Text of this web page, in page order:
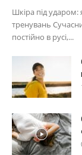
Шкіра під ударом:
тренувань
постійно в русі,...